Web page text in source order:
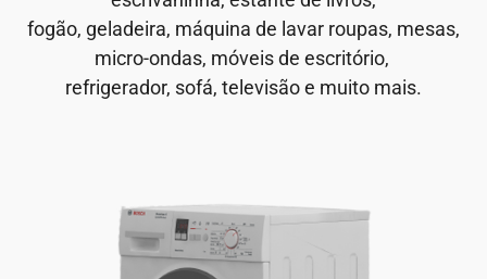
fogão, geladeira, máquina de lavar roupas, mesas,
micro-ondas, móveis de escritório,
refrigerador, sofá, televisão e muito mais.